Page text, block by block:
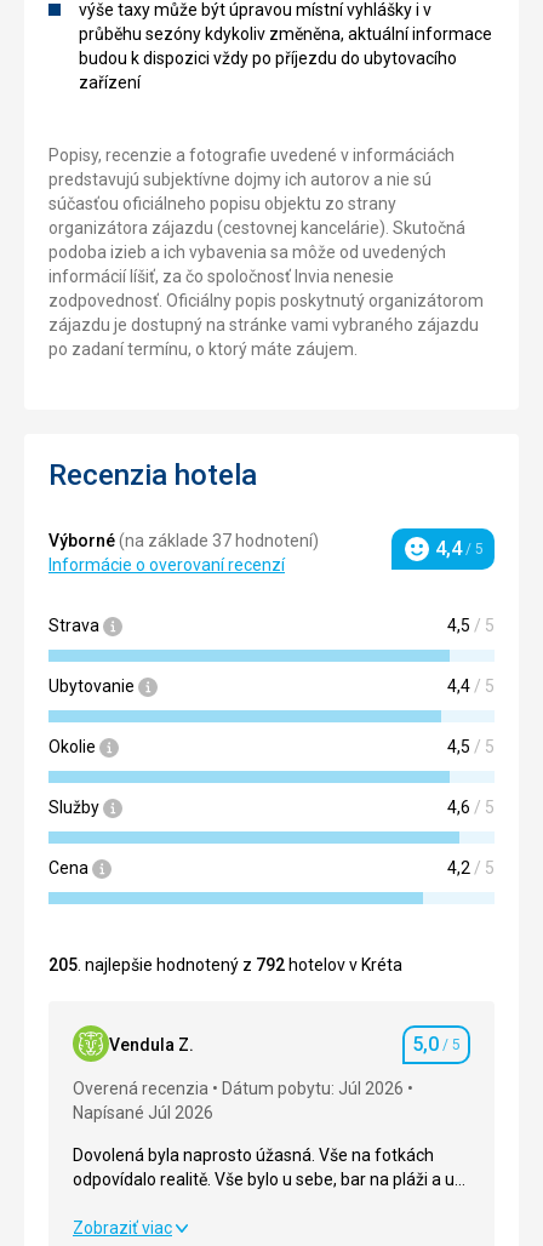
výše taxy může být úpravou místní vyhlášky i v
průběhu sezóny kdykoliv změněna, aktuální informace
budou k dispozici vždy po příjezdu do ubytovacího
zařízení
Popisy, recenzie a fotografie uvedené v informáciách
predstavujú subjektívne dojmy ich autorov a nie sú
súčasťou oficiálneho popisu objektu zo strany
organizátora zájazdu (cestovnej kancelárie). Skutočná
podoba izieb a ich vybavenia sa môže od uvedených
informácií líšiť, za čo spoločnosť Invia nenesie
zodpovednosť. Oficiálny popis poskytnutý organizátorom
zájazdu je dostupný na stránke vami vybraného zájazdu
po zadaní termínu, o ktorý máte záujem.
Recenzia hotela
Výborné(na základe 37 hodnotení)
Informácie o overovaní recenzí
Hodnotenie
4,4/ 5
Strava 4,5 / 5
Ubytovanie 4,4/ 5
Okolie 4,5 / 5
Služby 4,6 / 5
Cena 4,2/ 5
205. najlepšie hodnotený z 792 hotelov v Kréta
Vendula Z. Hodnotenie
5,0 / 5
Overená recenzia
Dátum pobytu: Júl 2026
Napísané Júl 2026
Dovolená byla naprosto úžasná. Vše na fotkách
odpovídalo realitě. Vše bylo u sebe, bar na pláži a u
Mnoho možností na výlety lodí i místním
Dovolená byla naprosto úžasná. Vše na fotkách
Zobraziť viac